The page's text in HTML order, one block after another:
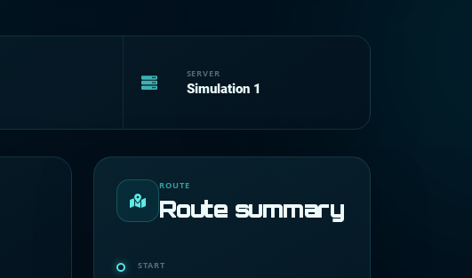
SERVER
Simulation 1
ROUTE
Route summary
START